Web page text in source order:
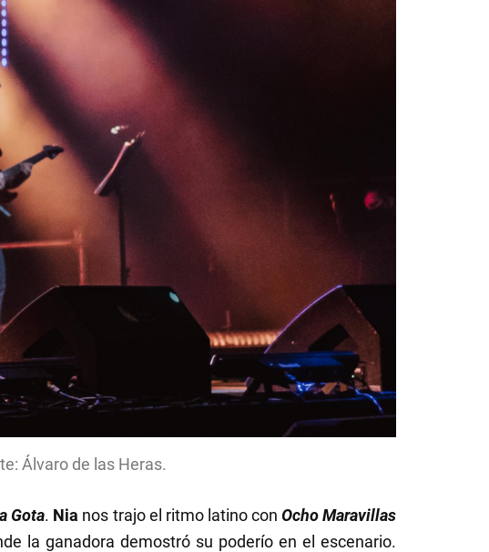
Álvaro de las Heras.
Gota. Nia nos trajo el ritmo latino con Ocho Maravillas
la ganadora demostró su poderío en el escenario.